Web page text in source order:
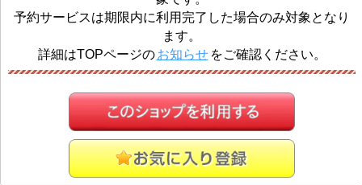
予約サービスは期限内に利用完了した場合のみ対象となり
ます。
詳細はTOPページの お知らせ をご確認ください。